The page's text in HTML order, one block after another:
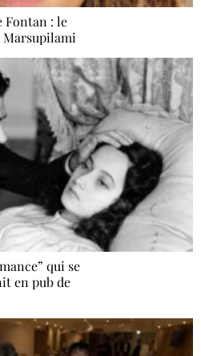
Fontan : le
Marsupilami
qui se
en pub de